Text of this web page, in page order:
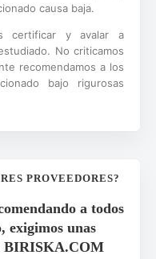
causa baja.
certificar y avalar a
No criticamos
recomendamos a los
bajo rigurosas
PROVEEDORES?
a todos
exigimos unas
BIRISKA.COM